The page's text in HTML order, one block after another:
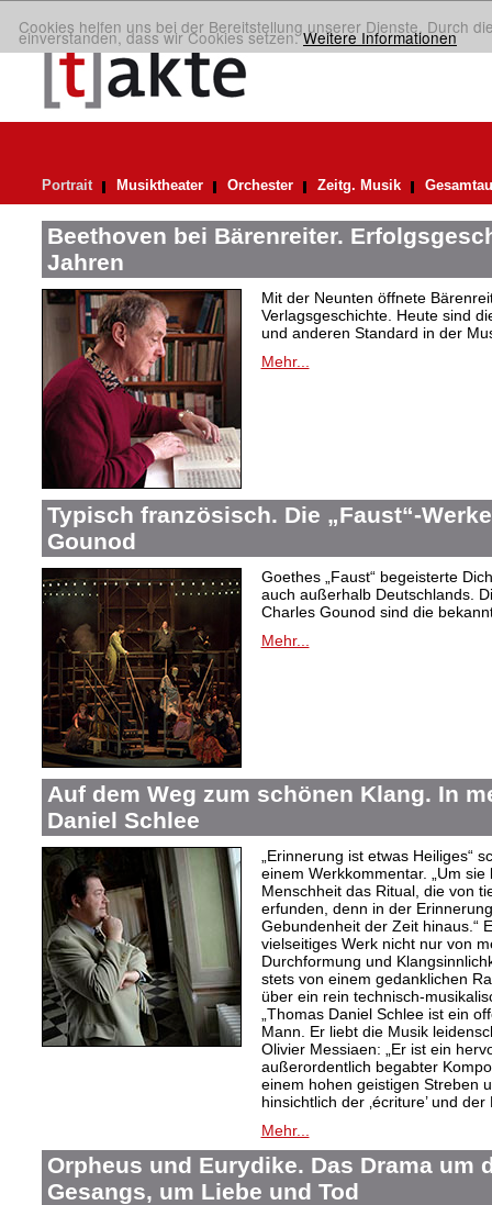
Cookies helfen uns bei der Bereitstellung unserer Dienste. Durch
einverstanden, dass wir Cookies setzen.Weitere Informationen
Portrait Musiktheater Orchester Zeitg. Musik
Beethoven bei Bärenreiter.
Jahren
Mit der Neunten öffnete
Verlagsgeschichte. Heute sind
und anderen Standard in der
Mehr...
Typisch französisch. Die „Faust“-
Gounod
Goethes „Faust“ begeisterte
auch außerhalb Deutschlands.
Charles Gounod sind die
Mehr...
Auf dem Weg zum schönen Klang. In
Daniel Schlee
„Erinnerung ist etwas Heiliges“
einem Werkkommentar. „Um
Menschheit das Ritual, die von
erfunden, denn in der
Gebundenheit der Zeit hinaus.“
vielseitiges Werk nicht nur von
Durchformung und
stets von einem gedanklichen
über ein rein technisch-
„Thomas Daniel Schlee ist ein
Mann. Er liebt die Musik
Olivier Messiaen: „Er ist ein
außerordentlich begabter
einem hohen geistigen Streben
hinsichtlich der ‚écriture’ und der
Mehr...
Orpheus und Eurydike. Das Drama um
Gesangs, um Liebe und Tod